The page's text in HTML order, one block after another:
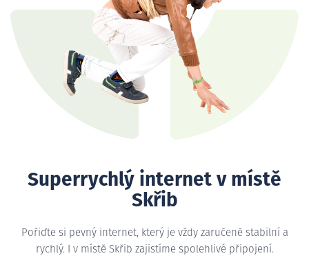
Superrychlý internet v místě
Skřib
Pořiďte si pevný internet, který je vždy zaručeně stabilní a
rychlý. I v místě Skřib zajistíme spolehlivé připojení.